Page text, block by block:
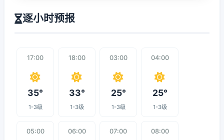
逐小时预报
17:00
35°
1-3级
18:00
33°
1-3级
03:00
25°
1-3级
04:00
25°
1-3级
05:00 06:00 07:00 08:00